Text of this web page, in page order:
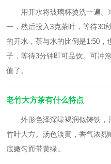
用开水将玻璃杯烫洗一遍。
一，然后投入3克茶叶，等待30
的开水，茶与水的比例是1:50，
子，等待3分钟即可品饮。可冲
值了。
老竹大方茶有什么特点
外形色泽深绿褐润似铸铁，
竹叶大方。汤色淡黄，香气浓
底嫩匀而带黄绿。